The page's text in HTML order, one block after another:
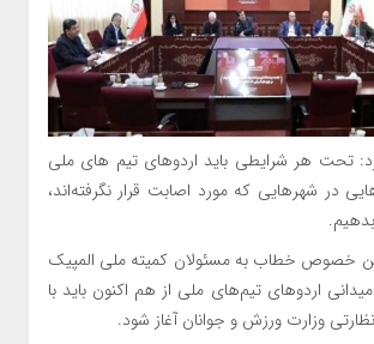
تحت هر شرایطی باید اردوهای تیم های ملی
در شهرهایی که مورد اصابت قرار نگرفته‌اند،
این خصوص خطاب به مسئولان کمیته ملی المپیک
اردوهای تیم‌های ملی از هم اکنون باید با
وزارت ورزش و جوانان آغاز شود.